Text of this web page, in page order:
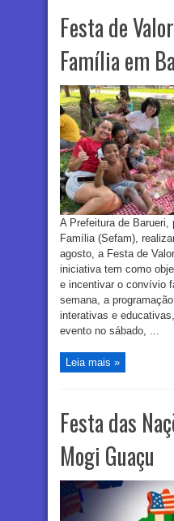
Festa de
Família em
A Prefeitura de Barueri,
Família (Sefam),
agosto, a Festa de
iniciativa tem como
e incentivar o
semana, a
interativas e
evento no sábado, ...
Leia mais »
Festa das
Mogi Guaçu